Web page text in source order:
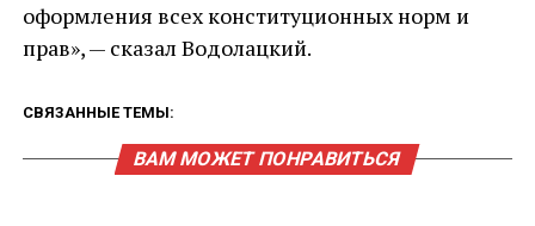
оформления всех конституционных норм и
прав», — сказал Водолацкий.
СВЯЗАННЫЕ ТЕМЫ:
ВАМ МОЖЕТ ПОНРАВИТЬСЯ